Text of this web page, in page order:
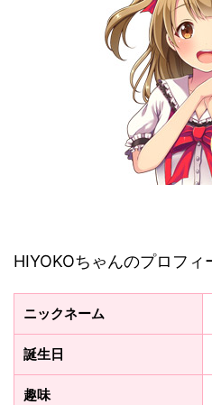
HIYOKOちゃんのプロフィ
ニックネーム
誕生日
趣味